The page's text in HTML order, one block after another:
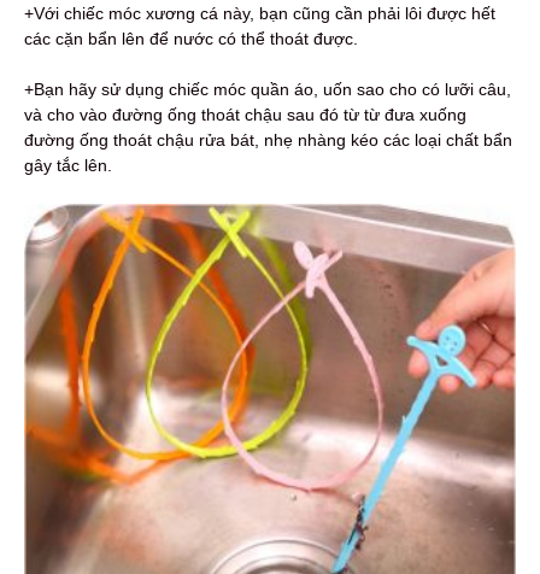
+Với chiếc móc xương cá này, bạn cũng cần phải lôi được hết
các cặn bẩn lên để nước có thể thoát được.
+Bạn hãy sử dụng chiếc móc quần áo, uốn sao cho có lưỡi câu,
và cho vào đường ống thoát chậu sau đó từ từ đưa xuống
đường ống thoát chậu rửa bát, nhẹ nhàng kéo các loại chất bẩn
gây tắc lên.